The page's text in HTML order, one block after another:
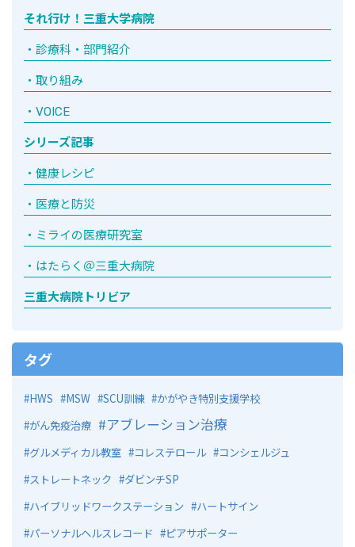
それ行け！三重大学病院
診療科・部門紹介
取り組み
VOICE
シリーズ記事
健康レシピ
医療と防災
ミライの医療研究室
はたらく＠三重大病院
三重大病院トリビア
タグ
HWS MSW SCU訓練
かがやき特別支援学校
がん免疫治療
アブレーション治療
グルメディカル教室 コレステロール
コンシェルジュ
ストレートネック
ダビンチSP
ハイブリッドワークステーション
ハートサイン
パーソナルヘルスレコード
ピアサポーター